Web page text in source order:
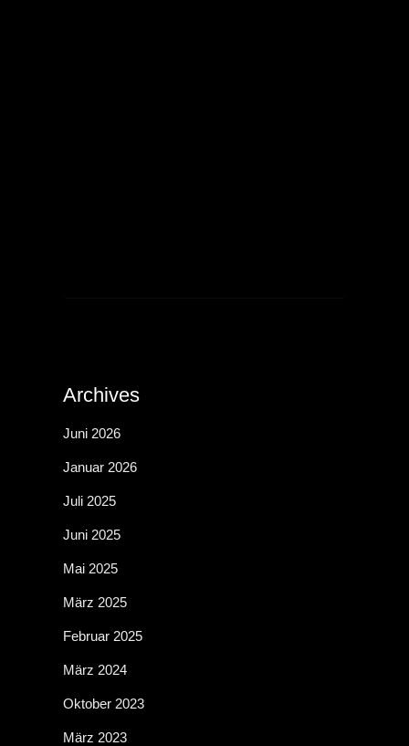
Archives
Juni 2026
Januar 2026
Juli 2025
Juni 2025
Mai 2025
März 2025
Februar 2025
März 2024
Oktober 2023
März 2023